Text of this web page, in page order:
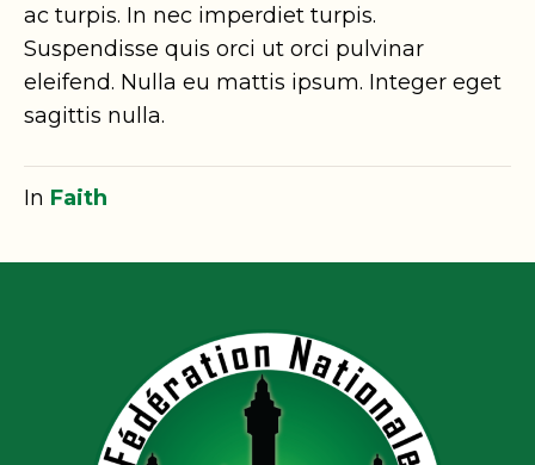
ac turpis. In nec imperdiet turpis.
Suspendisse quis orci ut orci pulvinar
eleifend. Nulla eu mattis ipsum. Integer eget
sagittis nulla.
In Faith